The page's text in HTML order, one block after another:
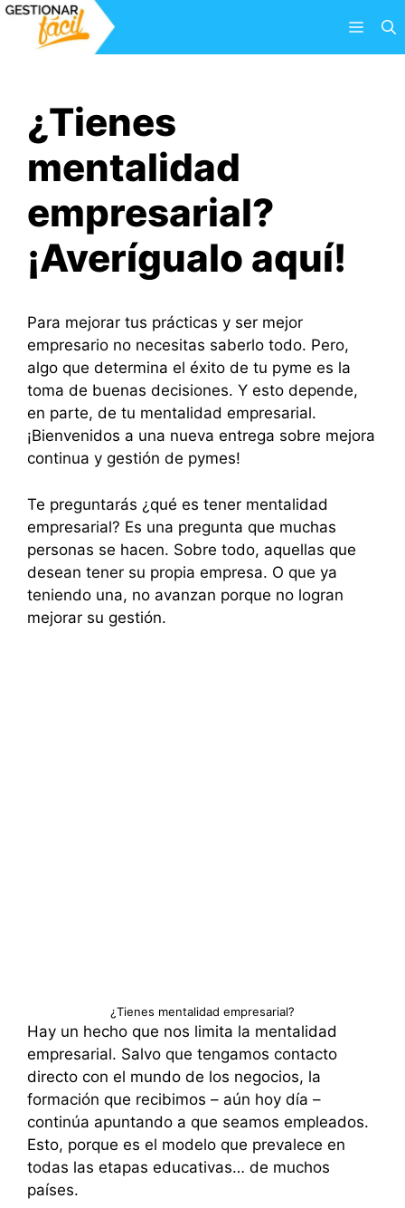
Saltar
Menú
¿Tienes
mentalidad
empresarial?
¡Averígualo aquí!
Para mejorar tus prácticas y ser mejor
empresario no necesitas saberlo todo. Pero,
algo que determina el éxito de tu pyme es la
toma de buenas decisiones. Y esto depende,
en parte, de tu mentalidad empresarial.
¡Bienvenidos a una nueva entrega sobre mejora
continua y gestión de pymes!
Te preguntarás ¿qué es tener mentalidad
empresarial? Es una pregunta que muchas
personas se hacen. Sobre todo, aquellas que
desean tener su propia empresa. O que ya
teniendo una, no avanzan porque no logran
mejorar su gestión.
¿Tienes mentalidad empresarial?
Hay un hecho que nos limita la mentalidad
empresarial. Salvo que tengamos contacto
directo con el mundo de los negocios, la
formación que recibimos – aún hoy día –
continúa apuntando a que seamos empleados.
Esto, porque es el modelo que prevalece en
todas las etapas educativas… de muchos
países.